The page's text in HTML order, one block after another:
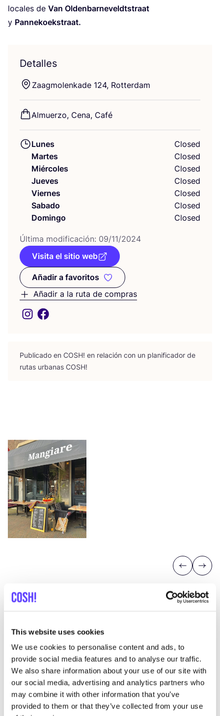
This website uses cookies
We use cookies to personalise content and ads, to
provide social media features and to analyse our traffic.
We also share information about your use of our site with
our social media, advertising and analytics partners who
may combine it with other information that you’ve
provided to them or that they’ve collected from your use
loca­les de Van Olden­bar­ne­veld­ts­traat
y Pan­ne­koeks­traat.
Detalles
Zaag­mo­len­ka­de 124, Rotterdam
Almuer­zo, Cena, Café
Lunes
Closed
Martes
Closed
Miércoles
Closed
Jueves
Closed
Viernes
Closed
Sabado
Closed
Domingo
Closed
Últi­ma modi­fi­ca­ción: 09/11/2024
Visita el sitio web
Añadir a favoritos
Añadir a favoritos
Añadir a la ruta de compras
Publi­ca­do en COSH! en rela­ción con un pla­ni­fi­ca­dor de
rutas urba­nas COSH!
Previous
Next
Más tiendas en esa área
Ding&Dingen
Zwaanshals 494, Rotterdam
2a Mano Ropa